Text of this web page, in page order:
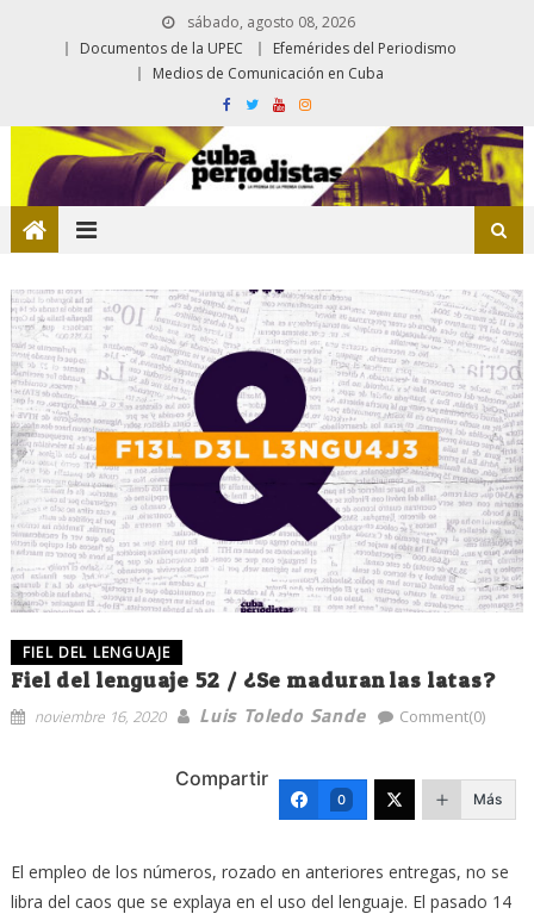
sábado, agosto 08, 2026
Documentos de la UPEC
Efemérides del Periodismo
Medios de Comunicación en Cuba
FIEL DEL LENGUAJE
Fiel del lenguaje 52 / ¿Se maduran las latas?
noviembre 16, 2020 Luis Toledo Sande Comment(0)
Compartir
0 Más
El empleo de los números, rozado en anteriores entregas, no se
libra del caos que se explaya en el uso del lenguaje. El pasado 14